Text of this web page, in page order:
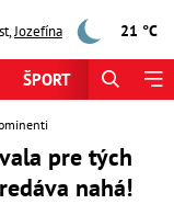
,Jozefína 21 °C
ŠPORT
pre tých
nahá!